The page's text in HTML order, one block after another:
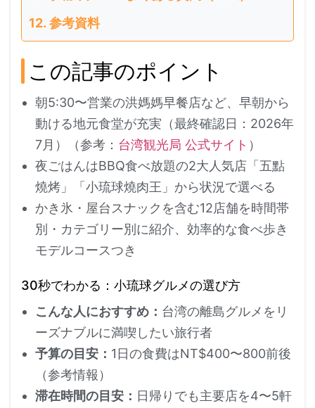
参考資料
この記事のポイント
朝5:30〜営業の洪媽媽早餐店など、早朝から
動ける地元食堂が充実（最終確認日：2026年
7月）（参考： 台湾観光局 公式サイト ）
夜ごはんはBBQ食べ放題の2大人気店「五點
燒烤」「小琉球燒肉王」から状況で選べる
かき氷・屋台スナックを含む12店舗を時間帯
別・カテゴリー別に紹介、効率的な食べ歩き
モデルコースつき
30秒でわかる：小琉球グルメの選び方
こんな人におすすめ： 台湾の離島グルメをリ
ーズナブルに満喫したい旅行者
予算の目安： 1日の食費はNT$400〜800前後
（参考情報）
滞在時間の目安： 日帰りでも主要店を4〜5軒